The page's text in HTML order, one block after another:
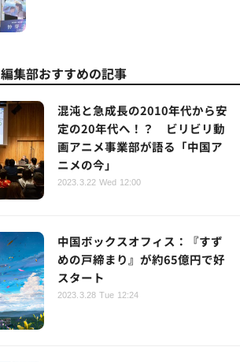
編集部おすすめの記事
混沌と急成長の2010年代から安
定の20年代へ！？ ビリビリ動
画アニメ事業部が語る「中国ア
ニメの今」
2023.3.22 Wed 12:00
中国ボックスオフィス：『すず
めの戸締まり』が約65億円で好
スタート
2023.3.28 Tue 12:24